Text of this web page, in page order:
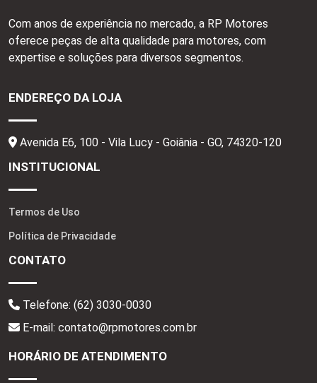
Com anos de experiência no mercado, a RP Motores
oferece peças de alta qualidade para motores, com
expertise e soluções para diversos segmentos.
ENDEREÇO DA LOJA
Avenida E6, 100 - Vila Lucy - Goiânia - GO, 74320-120
INSTITUCIONAL
Termos de Uso
Política de Privacidade
CONTATO
Telefone: (62) 3030-0030
E-mail: contato@rpmotores.com.br
HORÁRIO DE ATENDIMENTO